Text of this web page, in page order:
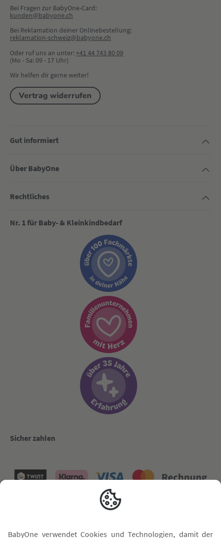
Bei Fragen zur BabyOne-Card:
kunden@babyone.ch
Bei Reklamation deiner Onlinebestellung:
reklamation-schweiz@babyone.ch
Oder ruf uns an unter:+41 44 743 80 09
(Mo - Sa: 09 - 17 Uhr)
Wir helfen dir gerne weiter!
Vertrag widerrufen
Gut informiert
Über BabyOne
Rechtliches
Nr. 1 für Baby- & Kleinkindbedarf
Sicher zahlen